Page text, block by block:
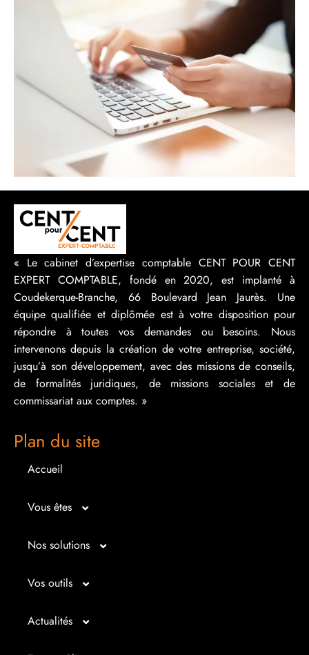
« Le cabinet d’expertise comptable CENT POUR CENT
EXPERT COMPTABLE, fondé en 2020, est implanté à
Coudekerque-Branche, 66 Boulevard Jean Jaurès. Une
équipe qualifiée et diplômée est à votre disposition pour
répondre à toutes vos demandes ou besoins. Nous
intervenons depuis la création de votre entreprise, société,
jusqu’à son développement, avec des missions de conseils,
de formalités juridiques, de missions sociales et de
commissariat aux comptes. »
Plan du site
Accueil
Vous êtes
Micro entrepreneur
Créateur d’entreprise
Repreneur d’entreprise
Nos solutions
Entrepreunariat
Gestion
Vos outils
Bilan imagé
Actualités